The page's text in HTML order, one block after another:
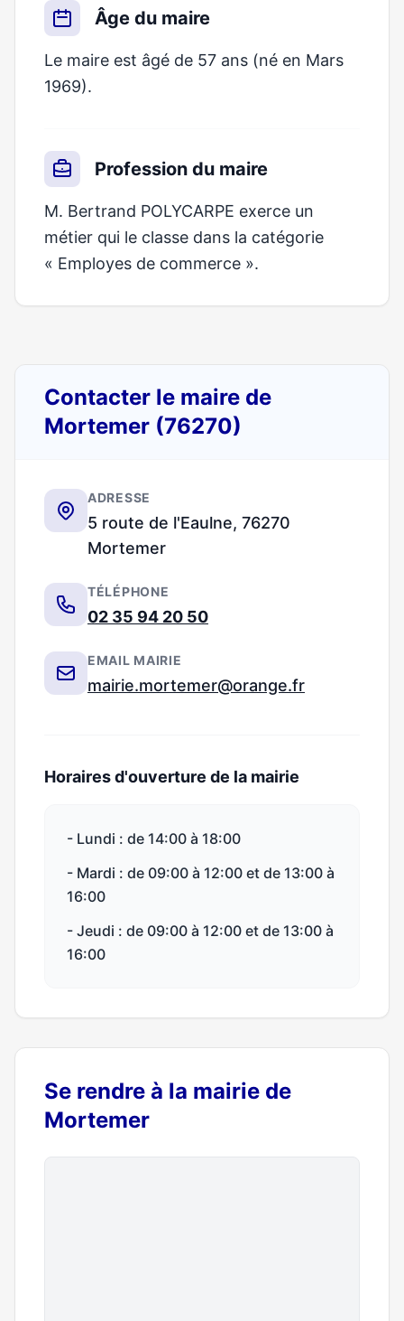
Âge du maire
Le maire est âgé de 57 ans (né en Mars
1969).
Profession du maire
M. Bertrand POLYCARPE exerce un
métier qui le classe dans la catégorie
« Employes de commerce ».
Contacter le maire de
Mortemer (76270)
ADRESSE
5 route de l'Eaulne, 76270
Mortemer
TÉLÉPHONE
02 35 94 20 50
EMAIL MAIRIE
mairie.mortemer@orange.fr
Horaires d'ouverture de la mairie
- Lundi : de 14:00 à 18:00
- Mardi : de 09:00 à 12:00 et de 13:00 à
16:00
- Jeudi : de 09:00 à 12:00 et de 13:00 à
16:00
Se rendre à la mairie de
Mortemer